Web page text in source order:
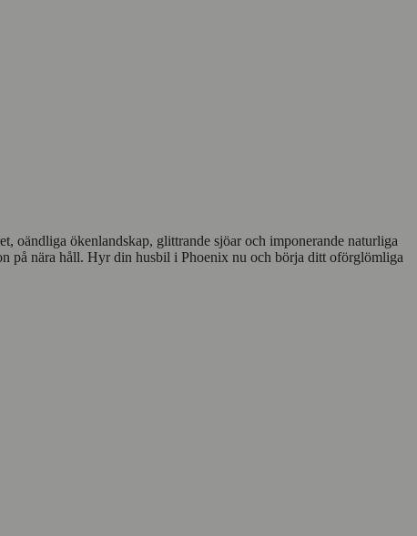
oändliga ökenlandskap, glittrande sjöar och imponerande naturliga
på nära håll. Hyr din husbil i Phoenix nu och börja ditt oförglömliga